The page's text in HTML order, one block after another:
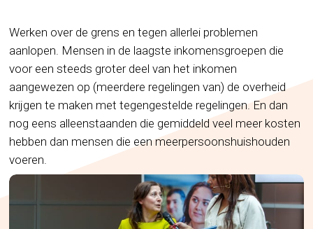
Werken over de grens en tegen allerlei problemen
aanlopen. Mensen in de laagste inkomensgroepen die
voor een steeds groter deel van het inkomen
aangewezen op (meerdere regelingen van) de overheid
krijgen te maken met tegengestelde regelingen. En dan
nog eens alleenstaanden die gemiddeld veel meer kosten
hebben dan mensen die een meerpersoonshuishouden
voeren.